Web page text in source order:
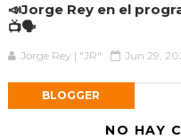
📣Jorge Rey en el
📺🗣️
Jorge Rey | "JR" Jun 29,
BLOGGER
NO HAY